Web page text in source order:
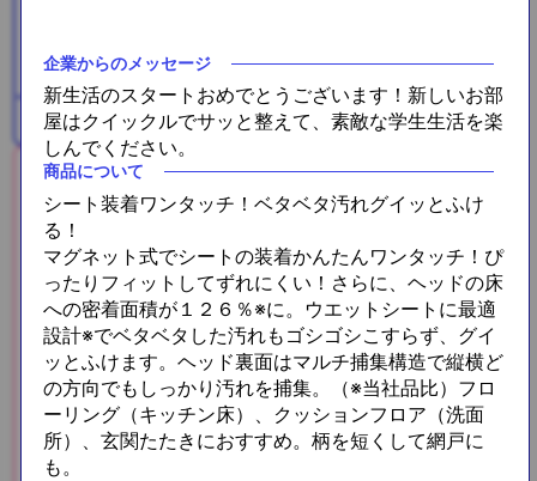
プラス糀 米糀ミルク
企業からのメッセージ
新生活のスタートおめでとうございます！新しいお部
屋はクイックルでサッと整えて、素敵な学生生活を楽
しんでください。
商品について
シート装着ワンタッチ！ベタベタ汚れグイッとふけ
る！
マグネット式でシートの装着かんたんワンタッチ！ぴ
ったりフィットしてずれにくい！さらに、ヘッドの床
への密着面積が１２６％※に。ウエットシートに最適
設計※でベタベタした汚れもゴシゴシこすらず、グイ
ッとふけます。ヘッド裏面はマルチ捕集構造で縦横ど
の方向でもしっかり汚れを捕集。（※当社品比）フロ
ーリング（キッチン床）、クッションフロア（洗面
所）、玄関たたきにおすすめ。柄を短くして網戸に
も。